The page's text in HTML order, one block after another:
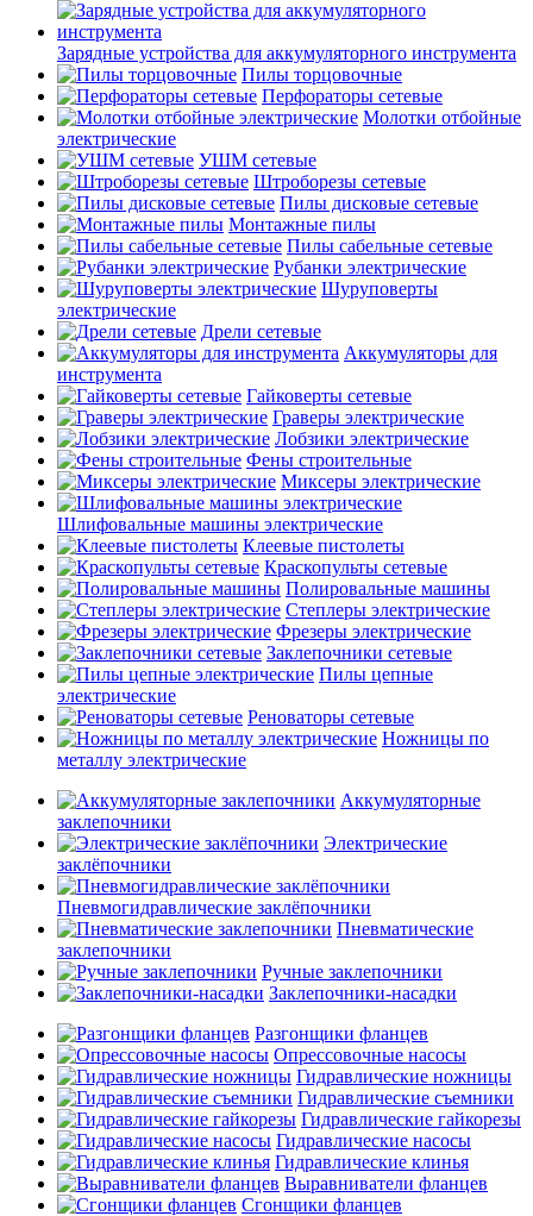
Зарядные устройства для аккумуляторного инструмента
Пилы торцовочные
Перфораторы сетевые
Молотки отбойные
электрические
УШМ сетевые
Штроборезы сетевые
Пилы дисковые сетевые
Монтажные пилы
Пилы сабельные сетевые
Рубанки электрические
Шуруповерты
электрические
Дрели сетевые
Аккумуляторы для
инструмента
Гайковерты сетевые
Граверы электрические
Лобзики электрические
Фены строительные
Миксеры электрические
Шлифовальные машины электрические
Клеевые пистолеты
Краскопульты сетевые
Полировальные машины
Степлеры электрические
Фрезеры электрические
Заклепочники сетевые
Пилы цепные
электрические
Реноваторы сетевые
Ножницы по
металлу электрические
Аккумуляторные
заклепочники
Электрические
заклёпочники
Пневмогидравлические заклёпочники
Пневматические
заклепочники
Ручные заклепочники
Заклепочники-насадки
Разгонщики фланцев
Опрессовочные насосы
Гидравлические ножницы
Гидравлические съемники
Гидравлические гайкорезы
Гидравлические насосы
Гидравлические клинья
Выравниватели фланцев
Сгонщики фланцев